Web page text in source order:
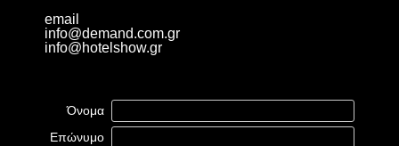
email
info@demand.com.gr
info@hotelshow.gr
Όνομα
Επώνυμο